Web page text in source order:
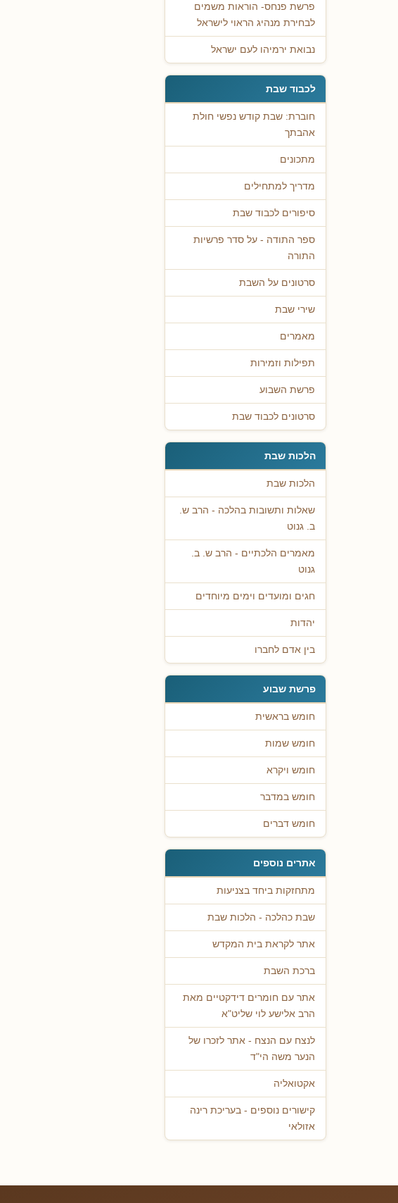
פרשת פנחס- הוראות משמים
לבחירת מנהיג הראוי לישראל
נבואת ירמיהו לעם ישראל
לכבוד שבת
חוברת: שבת קודש נפשי חולת
אהבתך
מתכונים
מדריך למתחילים
סיפורים לכבוד שבת
ספר התודה - על סדר פרשיות
התורה
סרטונים על השבת
שירי שבת
מאמרים
תפילות וזמירות
פרשת השבוע
סרטונים לכבוד שבת
הלכות שבת
הלכות שבת
שאלות ותשובות בהלכה - הרב ש.
ב. גנוט
מאמרים הלכתיים - הרב ש. ב.
גנוט
חגים ומועדים וימים מיוחדים
יהדות
בין אדם לחברו
פרשת שבוע
חומש בראשית
חומש שמות
חומש ויקרא
חומש במדבר
חומש דברים
אתרים נוספים
מתחזקות ביחד בצניעות
שבת כהלכה - הלכות שבת
אתר לקראת בית המקדש
ברכת השבת
אתר עם חומרים דידקטיים מאת
הרב אלישע לוי שליט"א
לנצח עם הנצח - אתר לזכרו של
הנער משה הי"ד
אקטואליה
קישורים נוספים - בעריכת רינה
אזולאי